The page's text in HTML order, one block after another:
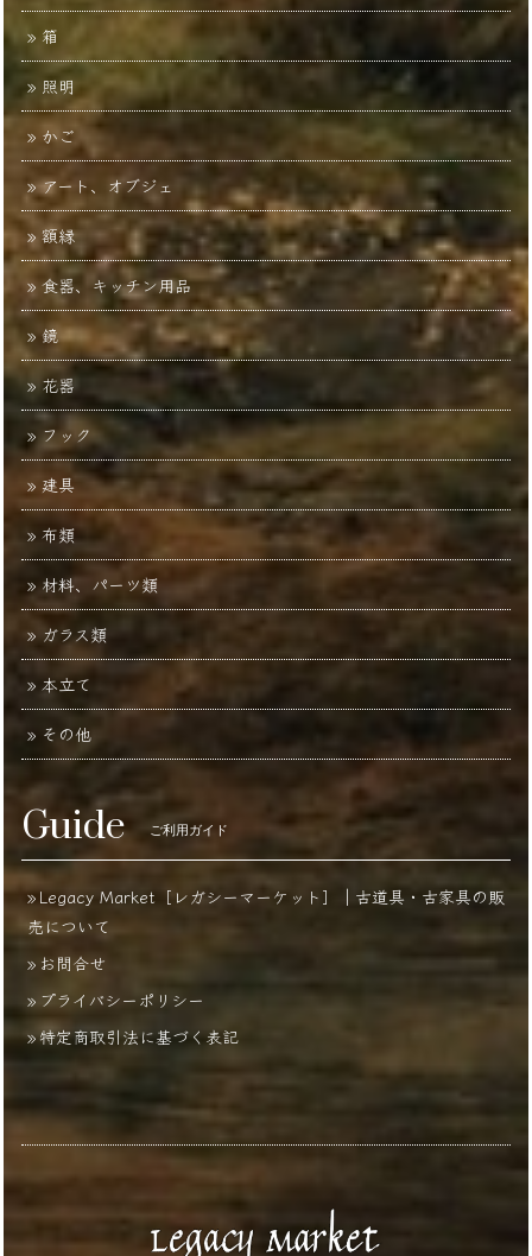
箱
照明
かご
アート、オブジェ
額縁
食器、キッチン用品
鏡
花器
フック
建具
布類
材料、パーツ類
ガラス類
本立て
その他
Guide ご利用ガイド
Legacy Market［レガシーマーケット］｜古道具・古家具の販
売について
お問合せ
プライバシーポリシー
特定商取引法に基づく表記